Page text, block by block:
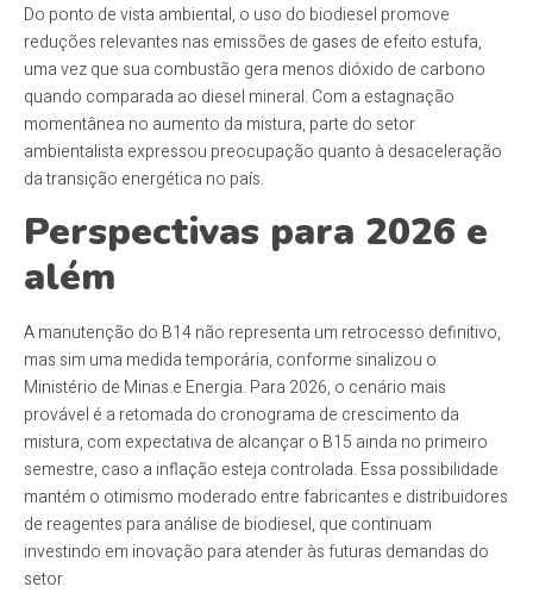
Do ponto de vista ambiental, o uso do biodiesel promove
reduções relevantes nas emissões de gases de efeito estufa,
uma vez que sua combustão gera menos dióxido de carbono
quando comparada ao diesel mineral. Com a estagnação
momentânea no aumento da mistura, parte do setor
ambientalista expressou preocupação quanto à desaceleração
da transição energética no país.
Perspectivas para 2026 e
além
A manutenção do B14 não representa um retrocesso definitivo,
mas sim uma medida temporária, conforme sinalizou o
Ministério de Minas e Energia. Para 2026, o cenário mais
provável é a retomada do cronograma de crescimento da
mistura, com expectativa de alcançar o B15 ainda no primeiro
semestre, caso a inflação esteja controlada. Essa possibilidade
mantém o otimismo moderado entre fabricantes e distribuidores
de reagentes para análise de biodiesel, que continuam
investindo em inovação para atender às futuras demandas do
setor.